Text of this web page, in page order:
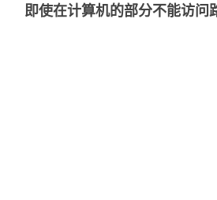
即使在计算机的部分不能访问